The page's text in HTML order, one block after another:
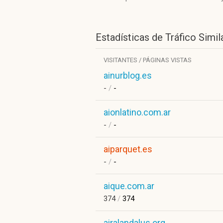
Estadísticas de Tráfico
VISITANTES / PÁGINAS VISTAS
ainurblog.es
- / -
aionlatino.com.ar
- / -
aiparquet.es
- / -
aique.com.ar
374/ 374